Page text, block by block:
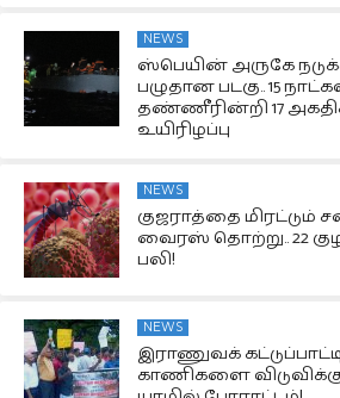
NEWS
ஸ்பெயின் அருகே
பழுதான படகு.. 15
தண்ணீரின்றி 17
உயிரிழப்பு
NEWS
குஜராத்தை மிரட்டும்
வைரஸ் தொற்று.. 22
பலி!
NEWS
இராணுவக்
காணிகளை